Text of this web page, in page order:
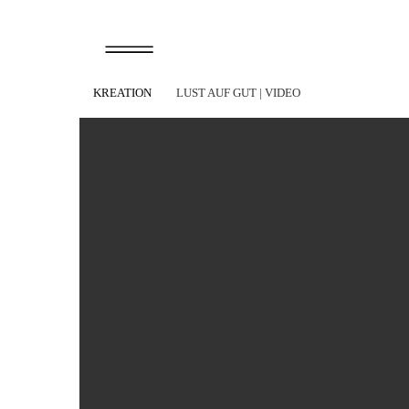
KREATION LUST AUF GUT | VIDEO